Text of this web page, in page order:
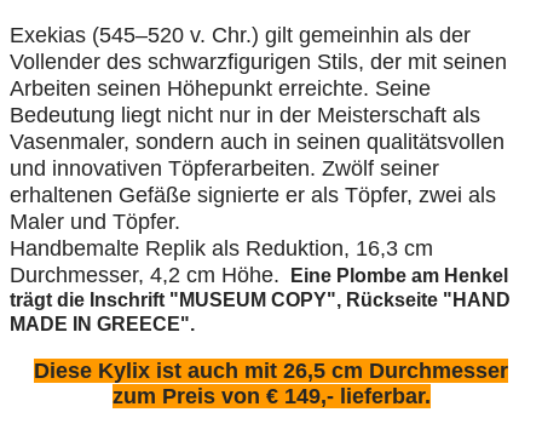
Exekias (545–520 v. Chr.) gilt gemeinhin als der
Vollender des schwarzfigurigen Stils, der mit seinen
Arbeiten seinen Höhepunkt erreichte. Seine
Bedeutung liegt nicht nur in der Meisterschaft als
Vasenmaler, sondern auch in seinen qualitätsvollen
und innovativen Töpferarbeiten. Zwölf seiner
erhaltenen Gefäße signierte er als Töpfer, zwei als
Maler und Töpfer.
Handbemalte Replik als Reduktion, 16,3 cm
Durchmesser, 4,2 cm Höhe.
Eine Plombe am Henkel
trägt die Inschrift "MUSEUM COPY", Rückseite "HAND
MADE IN GREECE".
Diese Kylix ist auch mit 26,5 cm Durchmesser
zum Preis von € 149,- lieferbar.